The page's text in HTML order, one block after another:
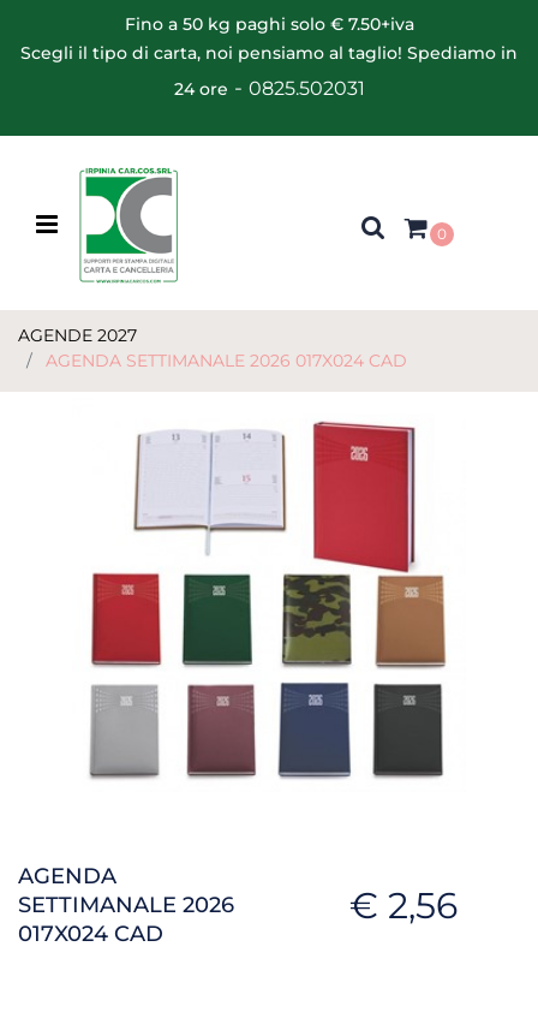
Fino a 50 kg paghi solo € 7.50+iva
Scegli il tipo di carta, noi pensiamo al taglio! Spediamo in
24 ore - 0825.502031
Open menu
0
AGENDE 2027
AGENDA SETTIMANALE 2026 017X024 CAD
AGENDA
SETTIMANALE 2026
017X024 CAD
€ 2,56